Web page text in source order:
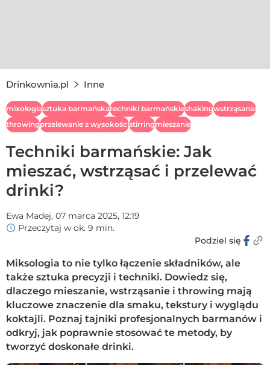
Drinkownia.pl Inne
mixologiasztuka barmańskatechniki barmańskieshakingwstrząsanie
throwingprzelewanie z wysokościstirringmieszanie
Techniki barmańskie: Jak
mieszać, wstrząsać i przelewać
drinki?
Ewa Madej, 07 marca 2025, 12:19
Przeczytaj w ok. 9 min.
Podziel się
Miksologia to nie tylko łączenie składników, ale
także sztuka precyzji i techniki. Dowiedz się,
dlaczego mieszanie, wstrząsanie i throwing mają
kluczowe znaczenie dla smaku, tekstury i wyglądu
koktajli. Poznaj tajniki profesjonalnych barmanów i
odkryj, jak poprawnie stosować te metody, by
tworzyć doskonałe drinki.